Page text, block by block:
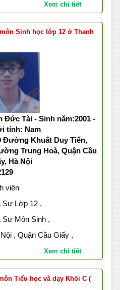
Xem chi tiết
Sinh học lớp 12 ở Thanh
Đức Tài - Sinh năm:2001 -
tính: Nam
Đường Khuất Duy Tiến,
Trung Hoà, Quận Cầu
Hà Nội
viên
Sư Lớp 12 ,
Sư Môn Sinh ,
, Quận Cầu Giấy ,
Xem chi tiết
Tiểu học và dạy Khối C (